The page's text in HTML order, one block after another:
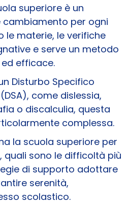
superiore è un
per ogni
le materie, le verifiche
e serve un metodo
efficace.
Disturbo Specifico
come dislessia,
o discalculia, questa
complessa.
la scuola superiore per
quali sono le difficoltà più
di supporto adottare
serenità,
scolastico.